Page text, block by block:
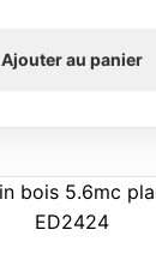
Ajouter au panier